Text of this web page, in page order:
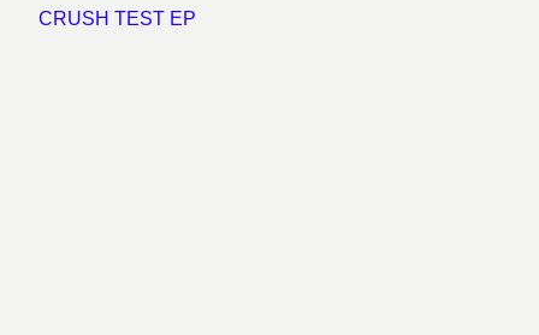
CRUSH TEST EP